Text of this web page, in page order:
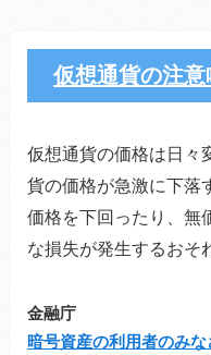
仮想通貨の注意
仮想通貨の価格は日々
貨の価格が急激に下落
価格を下回ったり、無
な損失が発生するおそ
金融庁
暗号資産の利用者のみな